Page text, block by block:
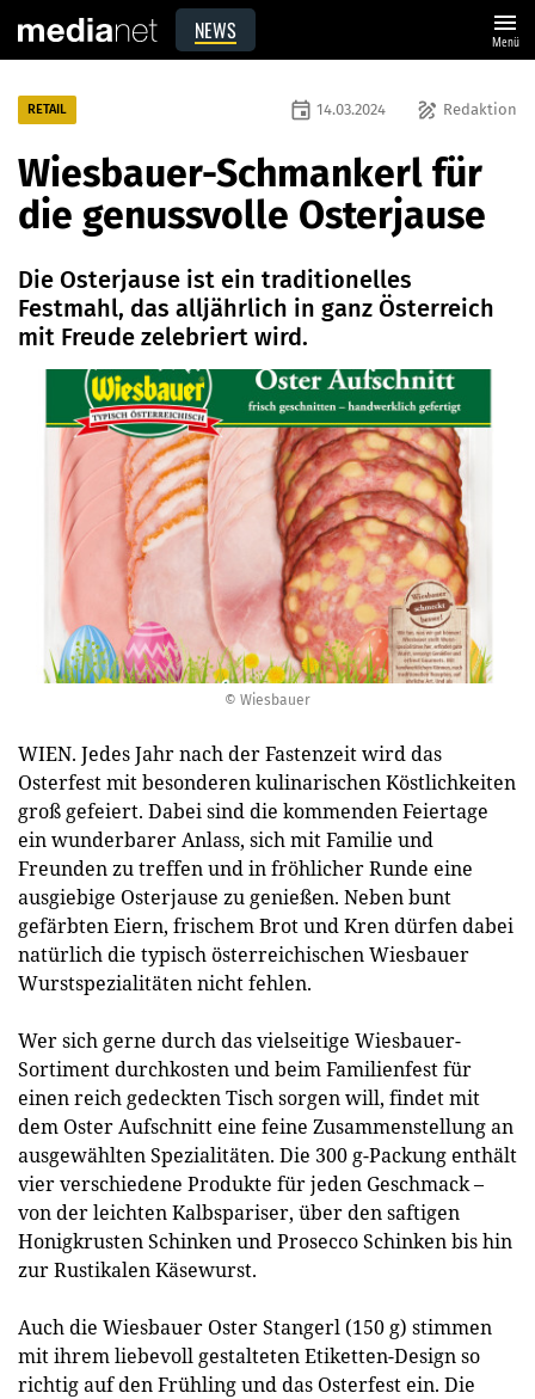
NEWS menu
Menü
© Wiesbauer
RETAIL draw Redaktion
event 14.03.2024
Wiesbauer-Schmankerl für
die genussvolle Osterjause
Die Osterjause ist ein traditionelles
Festmahl, das alljährlich in ganz Österreich
mit Freude zelebriert wird.
WIEN. Jedes Jahr nach der Fastenzeit wird das
Osterfest mit besonderen kulinarischen Köstlichkeiten
groß gefeiert. Dabei sind die kommenden Feiertage
ein wunderbarer Anlass, sich mit Familie und
Freunden zu treffen und in fröhlicher Runde eine
ausgiebige Osterjause zu genießen. Neben bunt
gefärbten Eiern, frischem Brot und Kren dürfen dabei
natürlich die typisch österreichischen Wiesbauer
Wurstspezialitäten nicht fehlen.
Wer sich gerne durch das vielseitige Wiesbauer-
Sortiment durchkosten und beim Familienfest für
einen reich gedeckten Tisch sorgen will, findet mit
dem Oster Aufschnitt eine feine Zusammenstellung an
ausgewählten Spezialitäten. Die 300 g-Packung enthält
vier verschiedene Produkte für jeden Geschmack –
von der leichten Kalbspariser, über den saftigen
Honigkrusten Schinken und Prosecco Schinken bis hin
zur Rustikalen Käsewurst.
Auch die Wiesbauer Oster Stangerl (150 g) stimmen
mit ihrem liebevoll gestalteten Etiketten-Design so
richtig auf den Frühling und das Osterfest ein. Die